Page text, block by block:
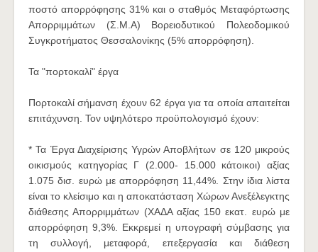
ποστό απορρόφησης 31% και ο σταθμός Μεταφόρτωσης
Απορριμμάτων (Σ.Μ.Α) Βορειοδυτικού Πολεοδομικού
Συγκροτήματος Θεσσαλονίκης (5% απορρόφηση).
Τα "πορτοκαλί" έργα
Πορτοκαλί σήμανση έχουν 62 έργα για τα οποία απαιτείται
επιτάχυνση. Τον υψηλότερο προϋπολογισμό έχουν:
* Τα Έργα Διαχείρισης Υγρών Αποβλήτων σε 120 μικρούς
οικισμούς κατηγορίας Γ (2.000- 15.000 κάτοικοι) αξίας
1.075 δισ. ευρώ με απορρόφηση 11,44%. Στην ίδια λίστα
είναι το κλείσιμο και η αποκατάσταση Χώρων Ανεξέλεγκτης
διάθεσης Απορριμμάτων (ΧΑΔΑ αξίας 150 εκατ. ευρώ με
απορρόφηση 9,3%. Εκκρεμεί η υπογραφή σύμβασης για
τη συλλογή, μεταφορά, επεξεργασία και διάθεση